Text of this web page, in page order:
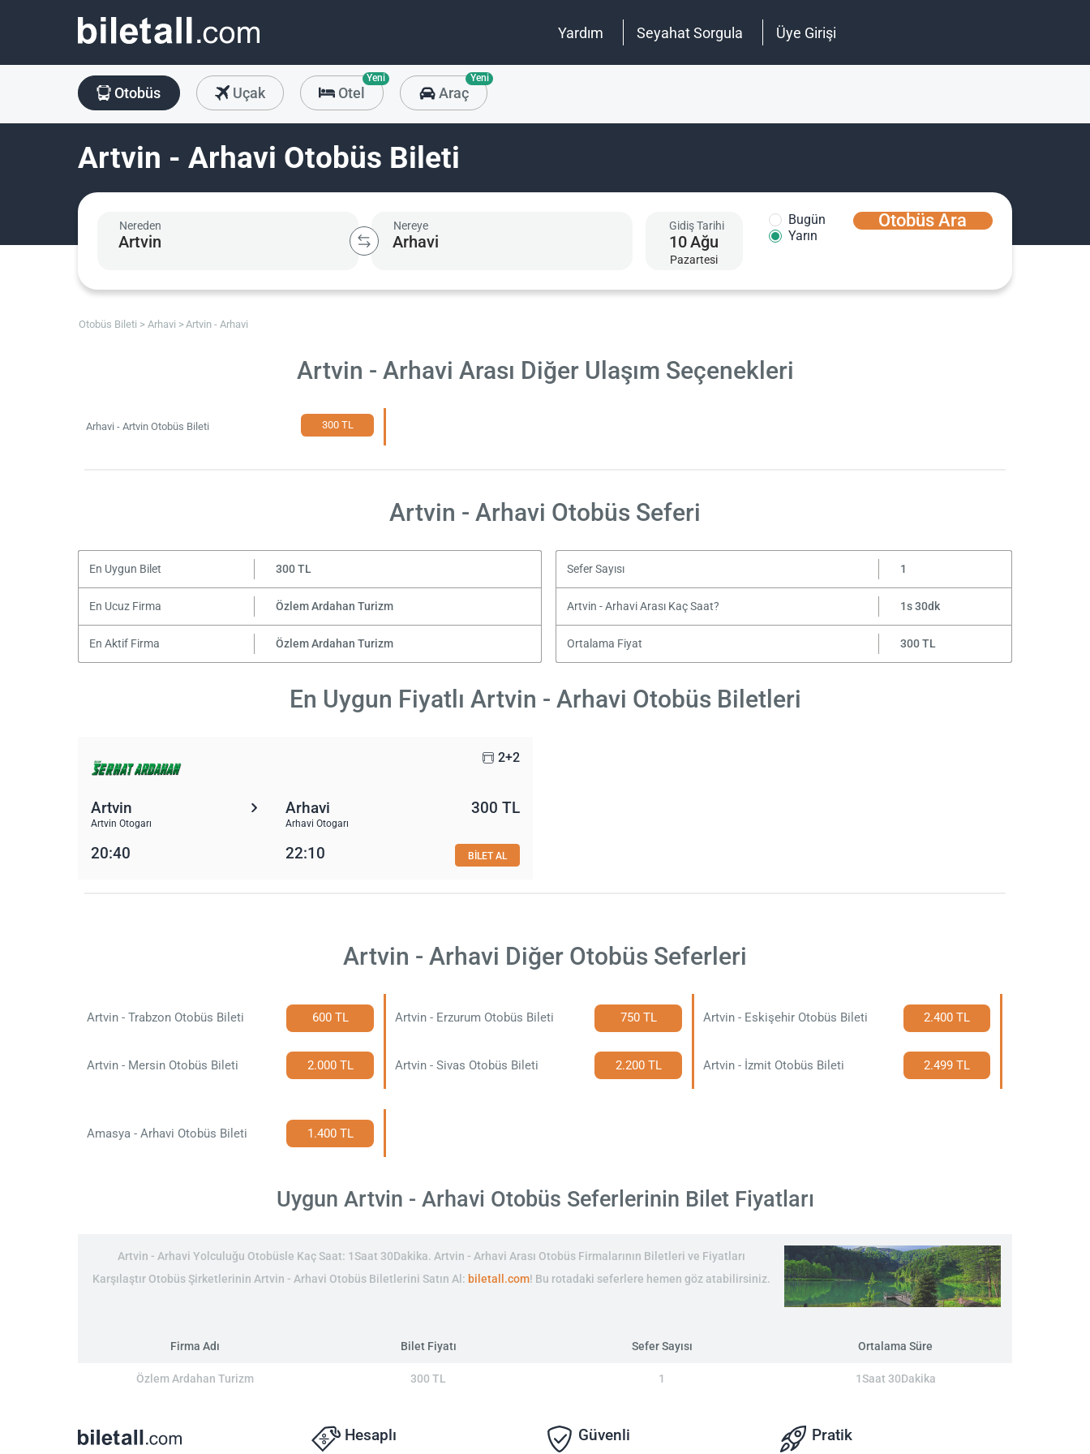
Yardım Seyahat Sorgula Üye Girişi
Otobüs Uçak Otel
Yeni
Araç
Yeni
Artvin - Arhavi Otobüs Bileti
Nereden Nereye Gidiş Tarihi
10Ağu
Pazartesi
Bugün
Yarın
Otobüs Ara
Otobüs Bileti Arhavi Artvin - Arhavi
Artvin - Arhavi Arası Diğer Ulaşım Seçenekleri
Arhavi - Artvin Otobüs Bileti 300 TL
Artvin - Arhavi Otobüs Seferi
En Uygun Bilet 300 TL Sefer Sayısı 1
En Ucuz Firma Özlem Ardahan Turizm Artvin - Arhavi Arası Kaç Saat? 1s 30dk
En Aktif Firma Özlem Ardahan Turizm Ortalama Fiyat 300 TL
En Uygun Fiyatlı Artvin - Arhavi Otobüs Biletleri
2+2
Artvin
Artvin Otogarı
Arhavi
Arhavi Otogarı
300 TL
20:40 22:10 BİLET AL
Artvin - Arhavi Diğer Otobüs Seferleri
Artvin - Trabzon Otobüs Bileti 600 TL Artvin - Erzurum Otobüs Bileti 750 TL Artvin - Eskişehir Otobüs Bileti 2.400 TL
Artvin - Mersin Otobüs Bileti 2.000 TL Artvin - Sivas Otobüs Bileti 2.200 TL Artvin - İzmit Otobüs Bileti 2.499 TL
Amasya - Arhavi Otobüs Bileti 1.400 TL
Uygun Artvin - Arhavi Otobüs Seferlerinin Bilet Fiyatları
Artvin - Arhavi Yolculuğu Otobüsle Kaç Saat: 1Saat 30Dakika. Artvin - Arhavi Arası Otobüs Firmalarının Biletleri ve Fiyatları
Karşılaştır Otobüs Şirketlerinin Artvin - Arhavi Otobüs Biletlerini Satın Al: biletall.com! Bu rotadaki seferlere hemen göz atabilirsiniz.
Firma Adı Bilet Fiyatı Sefer Sayısı Ortalama Süre
Özlem Ardahan Turizm 300 TL 1 1Saat 30Dakika
Hesaplı Güvenli Pratik